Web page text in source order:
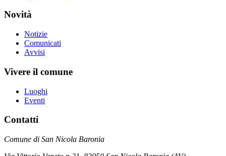
Novità
Notizie
Comunicati
Avvisi
Vivere il comune
Luoghi
Eventi
Contatti
Comune di San Nicola Baronia